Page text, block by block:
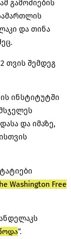
გამოძიების
და თინა
თვის შემდეგ
ინსტიტუტში
და იმაზე,
Washington Free
“.